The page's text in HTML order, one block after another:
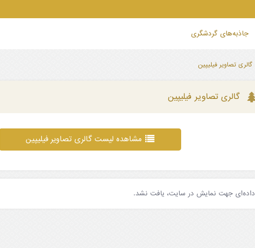
جاذبه‌های گردشگری
گالری تصاویر فیلیپین
گالری تصاویر فیلیپین
مشاهده لیست گالری تصاویر فیلیپین
داده‌ای جهت نمایش در سایت، یافت نشد.